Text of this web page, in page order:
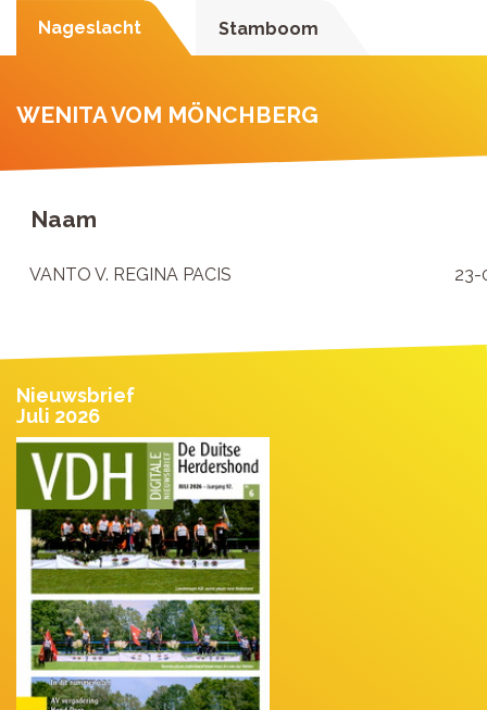
Nageslacht Stamboom
WENITA VOM MÖNCHBERG
Naam
VANTO V. REGINA PACIS 23-
Nieuwsbrief
Juli 2026